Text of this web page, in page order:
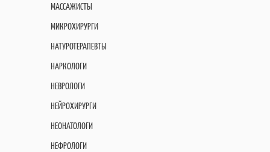
МАССАЖИСТЫ
МИКРОХИРУРГИ
НАТУРОТЕРАПЕВТЫ
НАРКОЛОГИ
НЕВРОЛОГИ
НЕЙРОХИРУРГИ
НЕОНАТОЛОГИ
НЕФРОЛОГИ